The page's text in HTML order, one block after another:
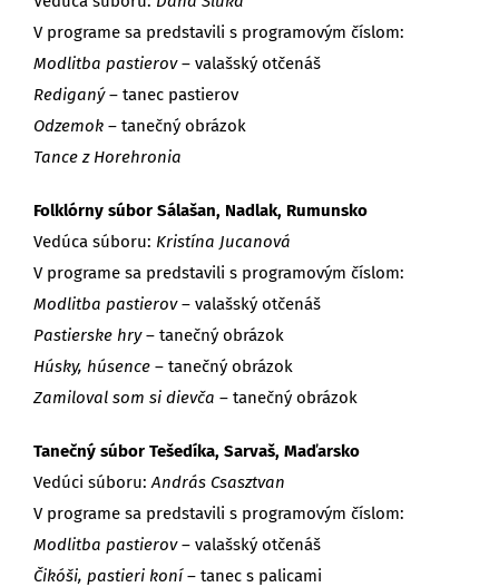
V programe sa predstavili s programovým číslom:
Modlitba pastierov– valašský otčenáš
Rediganý– tanec pastierov
Odzemok – tanečný obrázok
Tance z Horehronia
Folklórny súbor Sálašan, Nadlak, Rumunsko
Vedúca súboru: Kristína Jucanová
V programe sa predstavili s programovým číslom:
Modlitba pastierov– valašský otčenáš
Pastierske hry– tanečný obrázok
Húsky, húsence – tanečný obrázok
Zamiloval som si dievča – tanečný obrázok
Tanečný súbor Tešedíka, Sarvaš, Maďarsko
Vedúci súboru: András Csasztvan
V programe sa predstavili s programovým číslom:
Modlitba pastierov– valašský otčenáš
Čikóši, pastieri koní– tanec s palicami